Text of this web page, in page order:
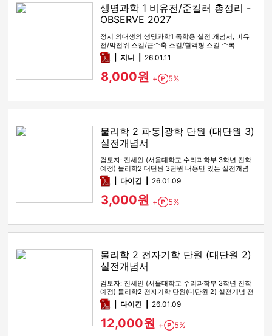
생명과학 1 비유전/준킬러 총정리 -
OBSERVE 2027
정시 의대생의 생명과학1 독학용 실전 개념서, 비유
전/막전위 스킬/근수축 스킬/혈액형 스킬 수록
pdf지니 26.01.11
8,000원 + Point
5%
물리학 2 파동|광학 단원 (대단원 3)
실전개념서
검토자: 진세인 (서울대학교 수리과학부 3학년 진학
예정) 물리학2 대단원 3단원 내용만 있는 실전개념
전자책입니다. 기본개…
pdf다이긴 26.01.09
3,000원 + Point
5%
물리학 2 전자기학 단원 (대단원 2)
실전개념서
검토자: 진세인 (서울대학교 수리과학부 3학년 진학
예정) 물리학2 전자기학 단원(대단원 2) 실전개념 전
자책입니다. 0. …
pdf다이긴 26.01.09
12,000원 + Point
5%